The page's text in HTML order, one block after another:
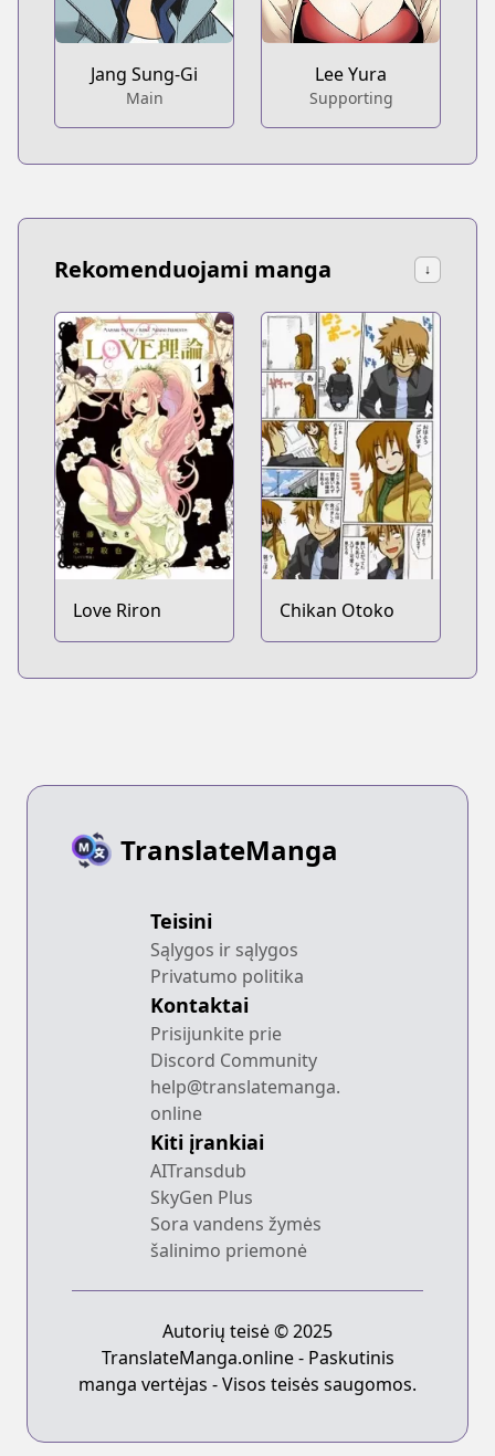
Jang Sung-Gi
Main
Lee Yura
Supporting
Rekomenduojami manga ↓
Love Riron Chikan Otoko
TranslateManga
Teisini
Sąlygos ir sąlygos
Privatumo politika
Kontaktai
Prisijunkite prie
Discord Community
help@translatemanga.
online
Kiti įrankiai
AITransdub
SkyGen Plus
Sora vandens žymės
šalinimo priemonė
Autorių teisė © 2025
TranslateManga.online - Paskutinis
manga vertėjas - Visos teisės saugomos.